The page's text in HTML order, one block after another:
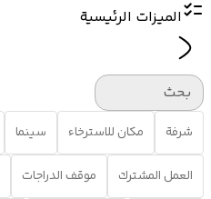
الميزات الرئيسية
بحث
شرفة مكان للاسترخاء سينما
العمل المشترك موقف الدراجات